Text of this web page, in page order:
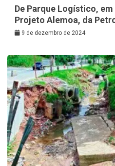
De Parque Logístico,
Projeto Alemoa, da
9 de dezembro de 2024